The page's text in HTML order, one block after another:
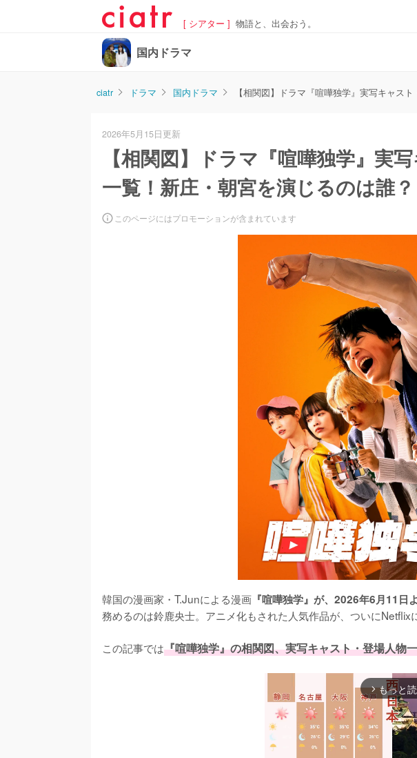
[ シアター ] 物語と、出会おう。
国内ドラマ
ciatr ドラマ 国内ドラマ 【相関図】ドラマ『喧嘩独学』実写キャス
2026年5月15日更新
【相関図】ドラマ『喧嘩独学』実
一覧！新庄・朝宮を演じるのは誰
このページにはプロモーションが含まれています
韓国の漫画家・T.Junによる漫画 『喧嘩独学』が、2026年6月11
務めるのは鈴鹿央士。アニメ化もされた人気作品が、ついにNetflix
この記事では『喧嘩独学』の相関図、実写キャスト・登場人物
arrow_forward_ios もっと